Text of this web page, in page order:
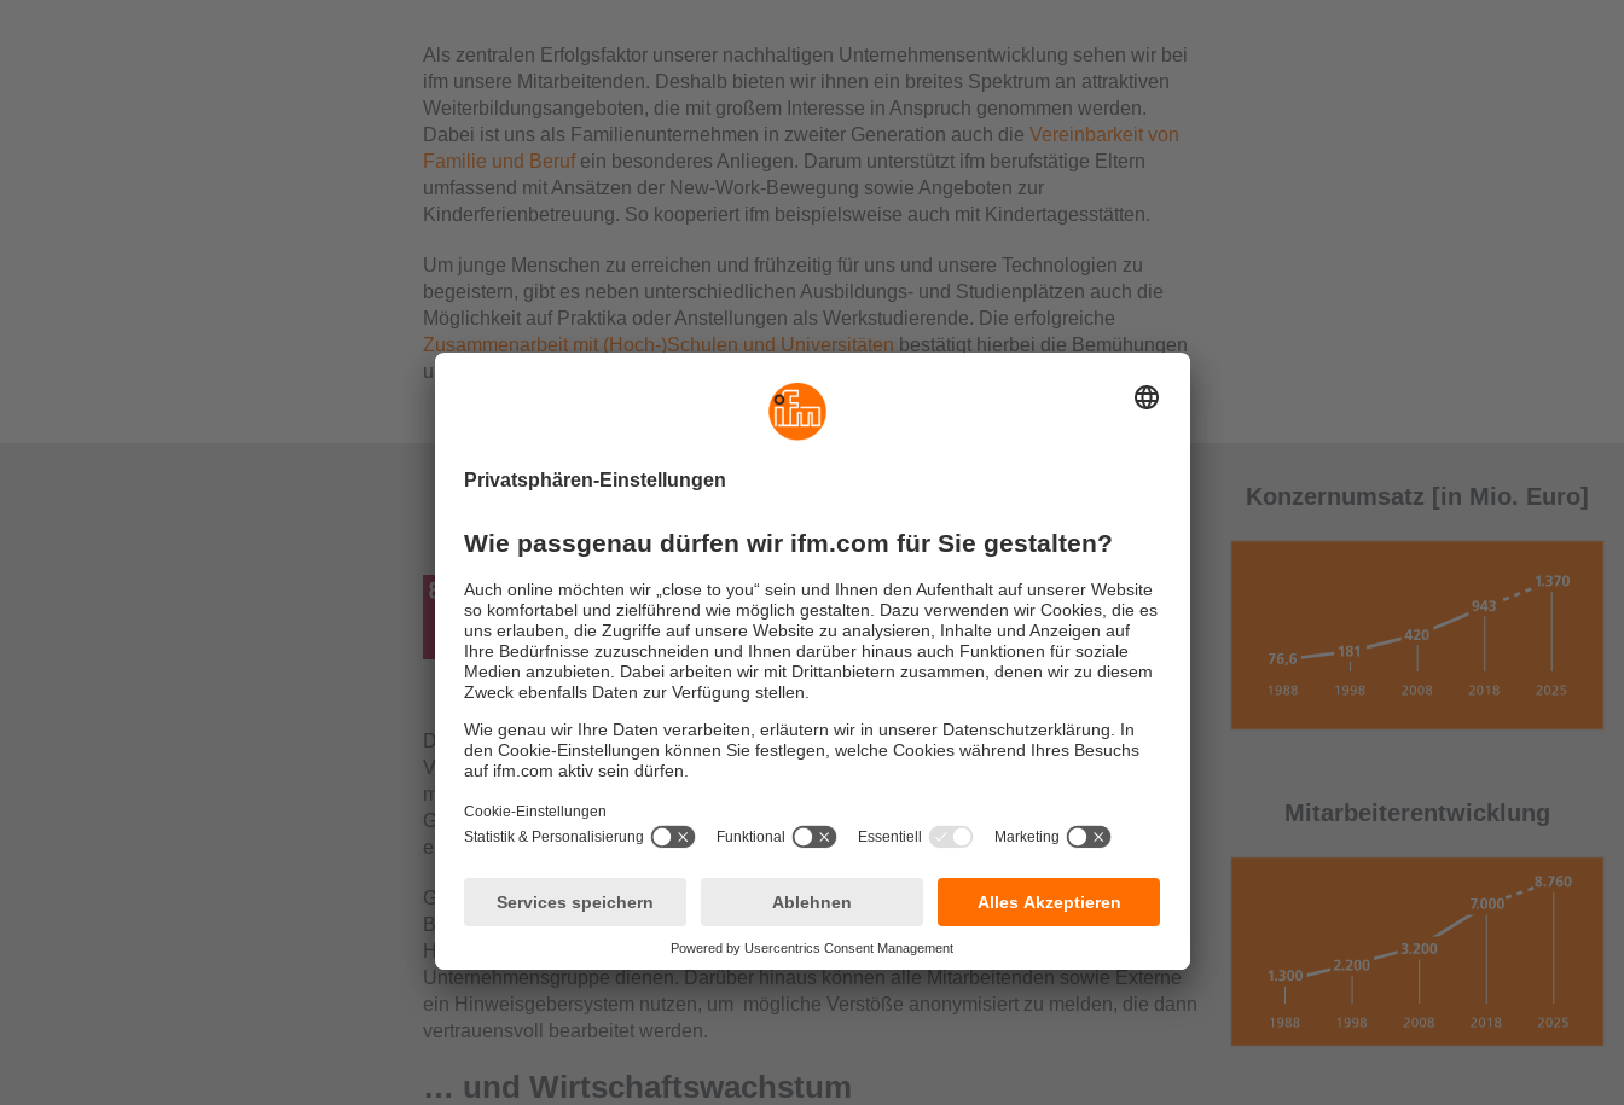
Als zentralen Erfolgsfaktor unserer nachhaltigen Unternehmensentwicklung sehen wir bei
ifm unsere Mitarbeitenden. Deshalb bieten wir ihnen ein breites Spektrum an attraktiven
Weiterbildungsangeboten, die mit großem Interesse in Anspruch genommen werden.
Dabei ist uns als Familienunternehmen in zweiter Generation auch die Vereinbarkeit von
Familie und Berufein besonderes Anliegen. Darum unterstützt ifm berufstätige Eltern
umfassend mit Ansätzen der New-Work-Bewegung sowie Angeboten zur
Kinderferienbetreuung. So kooperiert ifm beispielsweise auch mit Kindertagesstätten.
Um junge Menschen zu erreichen und frühzeitig für uns und unsere Technologien zu
begeistern, gibt es neben unterschiedlichen Ausbildungs- und Studienplätzen auch die
Möglichkeit auf Praktika oder Anstellungen als Werkstudierende. Die erfolgreiche
Zusammenarbeit mit (Hoch-)Schulen und Universitäten bestätigt hierbei die Bemühungen
und langfristigen Erfolge von ifm.
Menschenwürdige Arbeit …
In den vergangenen Jahren haben Faktoren wie etwa sichere Arbeitsplätze
und dauerhafte Wertschöpfung äußerst an Relevanz und Aufmerksamkeit
gewonnen.
Die Anerkennung der UN-Menschenrechtscharta sowie die Einhaltung unseres
Verhaltenskodexes(Code of Conduct)
menschenwürdiger Arbeit bei – sowohl unternehmensintern als auch bei unseren
Geschäftspartnern. Im Rahmen dessen hat sich ifm bereits mehrere Jahre in Folge
erfolgreich nach dem Sedex Members Ethical Trade Audit (SMETA) zertifizieren lassen.
Grundlegend sind sowohl soziale als auch weitere nachhaltigkeitsrelevante Werte
Bestandteil unserer strategischen Managementmatrix. Als übergreifender
Handlungsrahmen soll diese der einheitlichen und nachhaltigen Ausrichtung der ifm-
Unternehmensgruppe dienen. Darüber hinaus können alle Mitarbeitenden sowie Externe
ein Hinweisgebersystem nutzen, um mögliche Verstöße anonymisiert zu melden, die dann
vertrauensvoll bearbeitet werden.
… und Wirtschaftswachstum
Konzernumsatz [in Mio. Euro]
Mitarbeiterentwicklung